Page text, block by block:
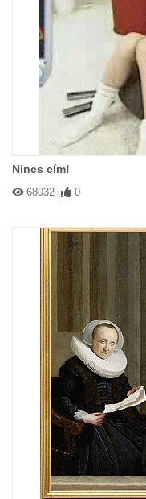
Nincs cím!
68032 0